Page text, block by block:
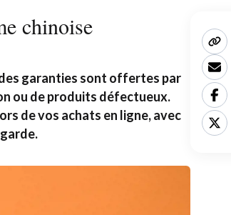
chinoise
garanties sont offertes par
ou de produits défectueux.
de vos achats en ligne, avec